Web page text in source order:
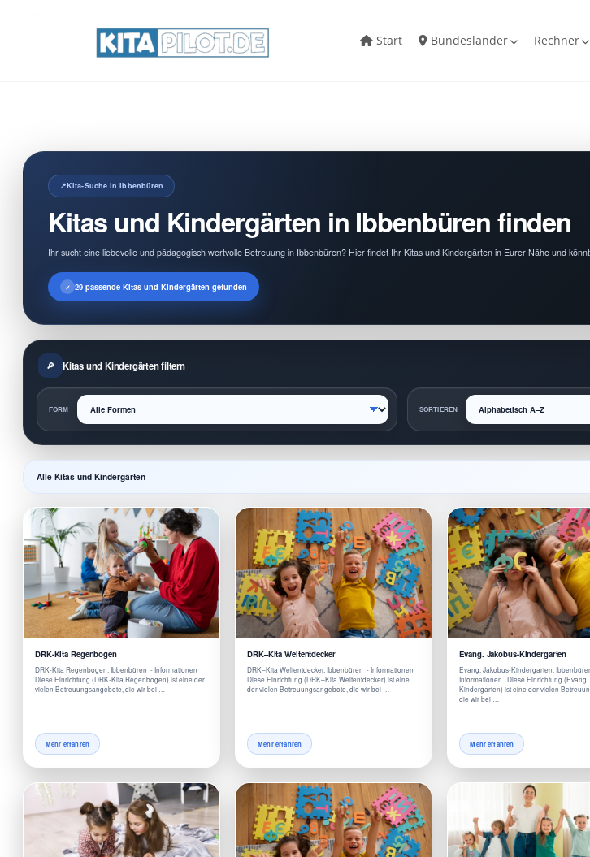
Start Bundesländer Rechner
Kita-Suche in Ibbenbüren
Kitas und Kindergärten in Ibbenbüren finden
Ihr sucht eine liebevolle und pädagogisch wertvolle Betreuung in Ibbenbüren? Hier findet Ihr Kitas und Kindergärten in Eurer Nähe und
29 passende Kitas und Kindergärten gefunden
Kitas und Kindergärten filtern
FORM SORTIEREN
Alle Kitas und Kindergärten
DRK-Kita Regenbogen
DRK-Kita Regenbogen, Ibbenbüren - Informationen
Diese Einrichtung (DRK-Kita Regenbogen) ist eine der
vielen Betreuungsangebote, die wir bei …
Mehr erfahren
DRK–Kita Weltentdecker
DRK–Kita Weltentdecker, Ibbenbüren - Informationen
Diese Einrichtung (DRK–Kita Weltentdecker) ist eine
der vielen Betreuungsangebote, die wir bei …
Mehr erfahren
Evang. Jakobus-Kindergarten
Evang. Jakobus-Kindergarten,
Informationen Diese Einrichtung (Evang.
Kindergarten) ist eine der vielen
die wir bei …
Mehr erfahren